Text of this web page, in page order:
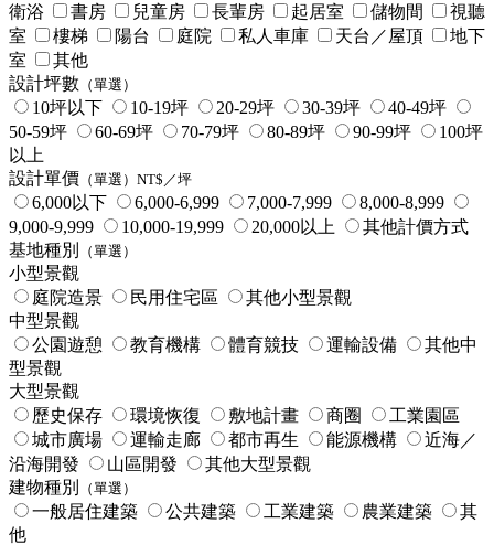
衛浴
書房 兒童房 長輩房 起居室 儲物間
視聽
室
樓梯 陽台 庭院 私人車庫 天台／屋頂
地下
室
其他
設計坪數 （單選）
10坪以下 10-19坪 20-29坪 30-39坪
40-49坪
50-59坪
60-69坪 70-79坪 80-89坪 90-99坪
100坪
以上
設計單價 （單選）NT$／坪
6,000以下 6,000-6,999 7,000-7,999
8,000-8,999
9,000-9,999
10,000-19,999 20,000以上
其他計價方式
基地種別
（單選）
小型景觀
庭院造景
民用住宅區
其他小型景觀
中型景觀
公園遊憩
教育機構 體育競技 運輸設備
其他中
型景觀
大型景觀
歷史保存
環境恢復 敷地計畫 商圈
工業園區
城市廣場
運輸走廊 都市再生 能源機構
近海／
沿海開發
山區開發
其他大型景觀
建物種別
（單選）
一般居住建築 公共建築 工業建築 農業建築
其
他